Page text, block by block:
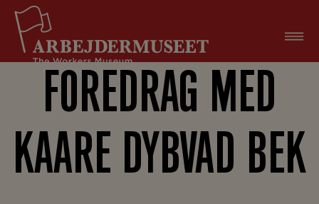
Hop
indholdet
FOREDRAG MED
KAARE DYBVAD BEK